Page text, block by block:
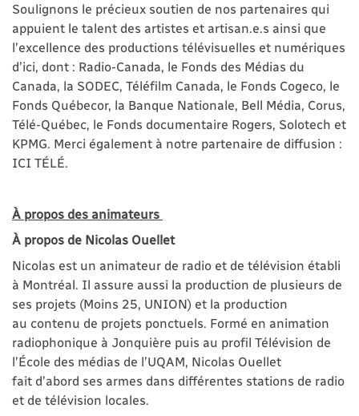
Soulignons le précieux soutien de nos partenaires qui
appuient le talent des artistes et artisan.e.s ainsi que
l’excellence des productions télévisuelles et numériques
d’ici, dont : Radio-Canada, le Fonds des Médias du
Canada, la SODEC, Téléfilm Canada, le Fonds Cogeco, le
Fonds Québecor, la Banque Nationale, Bell Média, Corus,
Télé-Québec, le Fonds documentaire Rogers, Solotech et
KPMG. Merci également à notre partenaire de diffusion :
ICI TÉLÉ.
À propos des animateurs
À propos de Nicolas Ouellet
Nicolas est un animateur de radio et de télévision établi
à Montréal. Il assure aussi la production de plusieurs de
ses projets (Moins 25, UNION) et la production
au contenu de projets ponctuels. Formé en animation
radiophonique à Jonquière puis au profil Télévision de
l’École des médias de l’UQAM, Nicolas Ouellet
fait d’abord ses armes dans différentes stations de radio
et de télévision locales.